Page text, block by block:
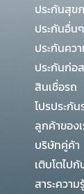
ประกันสุข
ประกันอื่นๆ
ประกันคว
ประกันก่อ
สินเชื่อรถ
โปรประกัน
ลูกค้าของเ
บริษัทคู่ค้า
เติบโตไปกั
สาระความ